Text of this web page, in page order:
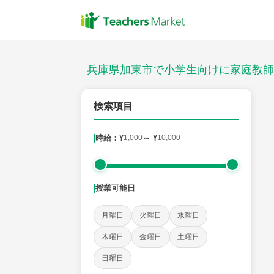
兵庫県加東市で小学生向けに家庭教
検索項目
時給：¥1,000～ ¥10,000
授業可能日
月曜日 火曜日 水曜日
木曜日 金曜日 土曜日
日曜日
授業スタイル
社会 算数 理科
時給：¥1,000 ～ ¥10,000